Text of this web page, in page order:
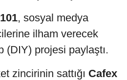
, sosyal medya
ilham verecek
(DIY) projesi paylaştı.
zincirinin sattığı Cafex